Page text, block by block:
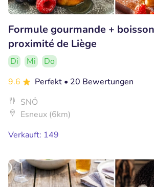
Formule gourmande +
proximité de Liège
Di Mi
Do
9.6
Perfekt • 20 Bewertungen
SNÖ
Esneux (6km)
Verkauft: 149